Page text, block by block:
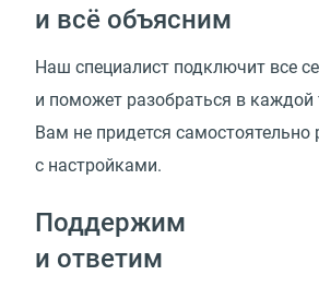
и всё объясним
Наш специалист подключит все
и поможет разобраться в каждой
Вам не придется самостоятельно
с настройками.
Поддержим
и ответим